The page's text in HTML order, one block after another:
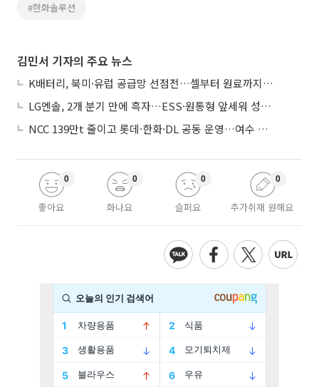
#한화솔루션
김민서 기자의 주요 뉴스
K배터리, 북미·유럽 공급망 선점전…셀부터 원료까지 현지화
LG엔솔, 2개 분기 만에 흑자…ESS·원통형 앞세워 성장 가속
NCC 139만t 줄이고 롯데·한화·DL 공동 운영…여수 1호 본궤도
좋아요
0
화나요
0
슬퍼요
0
추가취재 원해요
0